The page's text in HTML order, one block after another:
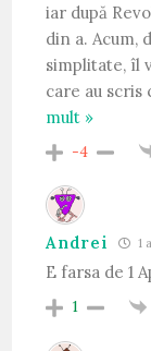
iar după
din a. Acum,
simplitate, îl
care au scris
mult »
-4
Andrei 1
E farsa de 1
1